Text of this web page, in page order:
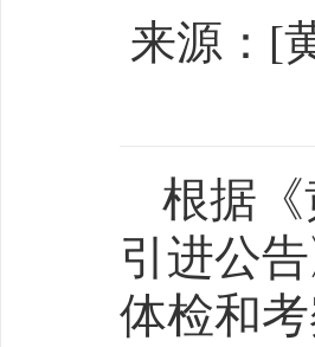
来源：[
根据
引进公
体检和